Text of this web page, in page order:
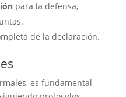
para la defensa,
de la declaración.
es fundamental